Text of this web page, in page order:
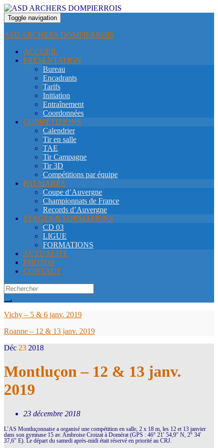
Toggle navigation
ASD ARCHERS DOMPIERROIS
ACCUEIL
PRÉSENTATION
Bureau
Encadrants
Tarifs
Initiation
Entraînement
Coordonnées
COMPÉTITIONS
Calendrier
Tir en salle
TAE
Tir Campagne
Tir 3D
Compétitions par équipe
PALMARÈS
Coupe d’Auvergne
Championnats de France
Records d’Auvergne
STAGES & FORMATIONS
CD 03
LIGUE
FORMATIONS
ACTUALITÉ
PHOTOS
CONTACT
Search
for:
Vichy – 5 & 6 janv. 2019
Roanne – 12 & 13 janv. 2019
Déc 23 2018
Montluçon – 12 & 13 janv.
2019
23 décembre 2018
L’AS Montluçonnaise a organisé une compétition en salle, 2 x 18 m, les 12 et 13 janvier
dans son gymnase 15 av. Ambroise Croizat à Domérat (GPS : 46° 21′ 54,9″ N, 2° 34′
37,6″ E). Le départ du samedi après-midi était réservé en priorité au CRJ.